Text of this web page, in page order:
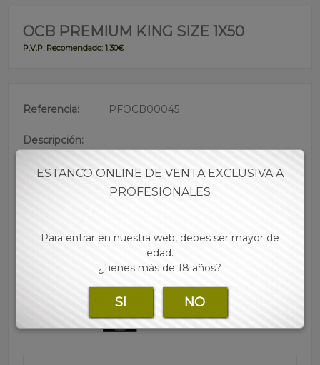
OCB PREMIUM KING SIZE 1X50
P.V.P. Recomendado: 1,30€
Referencia: PFOCB00045
Descripción:
tamaño KING SIZE (110MM)
• Combustión lenta
accesorios para tu estanco lo encontraras en nuestra
ESTANCO ONLINE DE VENTA EXCLUSIVA A
PROFESIONALES
Para entrar en nuestra web, debes ser mayor de
edad.
¿Tienes más de 18 años?
SI NO